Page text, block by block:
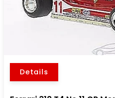
Details